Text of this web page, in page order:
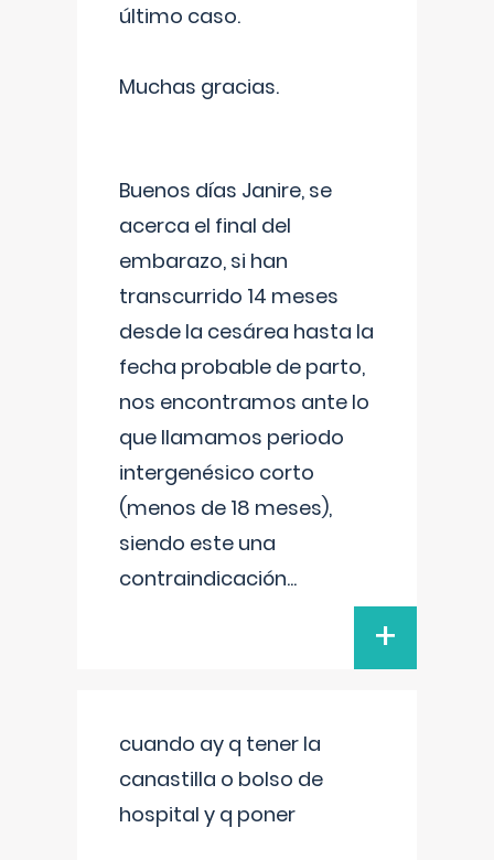
último caso.
Muchas gracias.
Buenos días Janire, se
acerca el final del
embarazo, si han
transcurrido 14 meses
desde la cesárea hasta la
fecha probable de parto,
nos encontramos ante lo
que llamamos periodo
intergenésico corto
(menos de 18 meses),
siendo este una
contraindicación...
+
cuando ay q tener la
canastilla o bolso de
hospital y q poner